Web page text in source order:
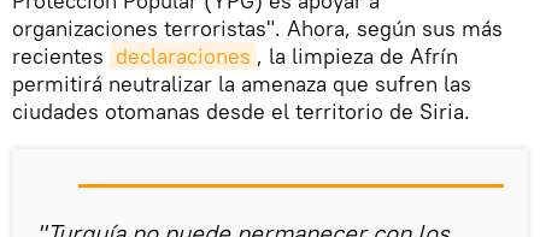
organizaciones terroristas". Ahora, según sus más
recientes declaraciones , la limpieza de Afrín
permitirá neutralizar la amenaza que sufren las
ciudades otomanas desde el territorio de Siria.